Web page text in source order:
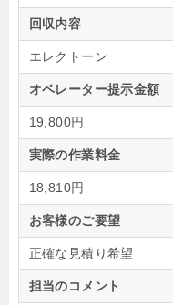
回収内容
エレクトーン
オペレーター提示金額
19,800円
実際の作業料金
18,810円
お客様のご要望
正確な見積り希望
担当のコメント